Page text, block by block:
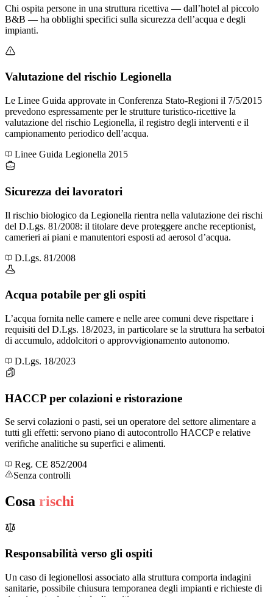
Chi ospita persone in una struttura ricettiva — dall’hotel al piccolo
B&B — ha obblighi specifici sulla sicurezza dell’acqua e degli
impianti.
Valutazione del rischio Legionella
Le Linee Guida approvate in Conferenza Stato-Regioni il 7/5/2015
prevedono espressamente per le strutture turistico-ricettive la
valutazione del rischio Legionella, il registro degli interventi e il
campionamento periodico dell’acqua.
Linee Guida Legionella 2015
Sicurezza dei lavoratori
Il rischio biologico da Legionella rientra nella valutazione dei rischi
del D.Lgs. 81/2008: il titolare deve proteggere anche receptionist,
camerieri ai piani e manutentori esposti ad aerosol d’acqua.
D.Lgs. 81/2008
Acqua potabile per gli ospiti
L’acqua fornita nelle camere e nelle aree comuni deve rispettare i
requisiti del D.Lgs. 18/2023, in particolare se la struttura ha serbatoi
di accumulo, addolcitori o approvvigionamento autonomo.
D.Lgs. 18/2023
HACCP per colazioni e ristorazione
Se servi colazioni o pasti, sei un operatore del settore alimentare a
tutti gli effetti: servono piano di autocontrollo HACCP e relative
verifiche analitiche su superfici e alimenti.
Reg. CE 852/2004
Senza controlli
Cosa rischi
Responsabilità verso gli ospiti
Un caso di legionellosi associato alla struttura comporta indagini
sanitarie, possibile chiusura temporanea degli impianti e richieste di